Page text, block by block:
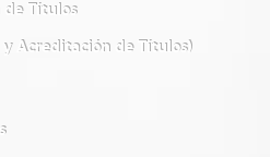
de Títulos
Acreditación de Títulos)